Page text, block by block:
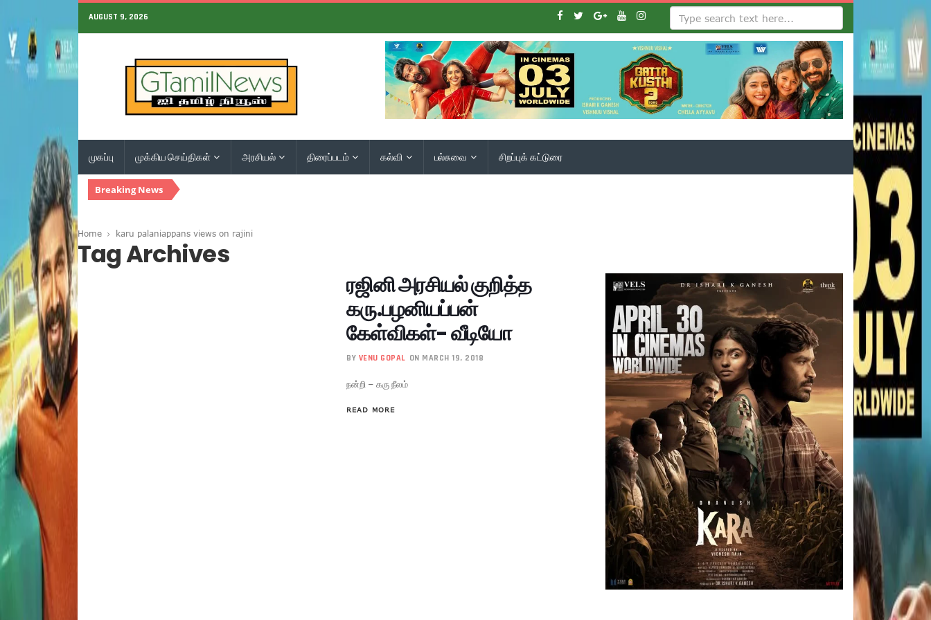
AUGUST 9, 2026
முகப்பு முக்கிய செய்திகள் அரசியல் திரைப்படம் கல்வி பல்சுவை சிறப்புக் கட்டுரை
Breaking News
Home karu palaniappans views on rajini
Tag Archives
ரஜினி அரசியல் குறித்த
கரு.பழனியப்பன்
கேள்விகள்- வீடியோ
BY VENU GOPAL ON MARCH 19, 2018
நன்றி – கரு நீலம்
READ MORE